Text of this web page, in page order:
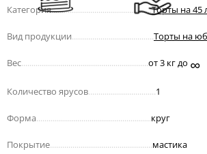
Категория.................................................Торты на 45
Вид продукции Торты на
Вес от 3 кг до ∞
Количество ярусов 1
Форма круг
Покрытие мастика